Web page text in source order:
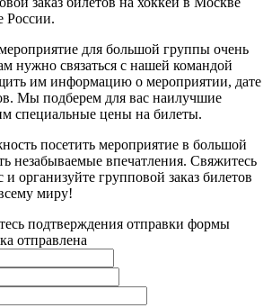
России.
для большой группы очень
нужно связаться с нашей командой
им информацию о мероприятии, дате
Мы подберем для вас наилучшие
специальные цены на билеты.
посетить мероприятие в большой
незабываемые впечатления. Свяжитесь
организуйте групповой заказ билетов
миру!
подтверждения отправки формы
отправлена